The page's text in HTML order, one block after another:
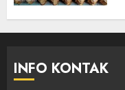
INFO KONTAK